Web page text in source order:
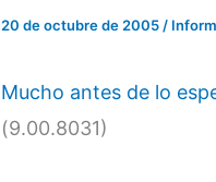
20 de octubre de 2005 /
Mucho antes de lo
(9.00.8031)